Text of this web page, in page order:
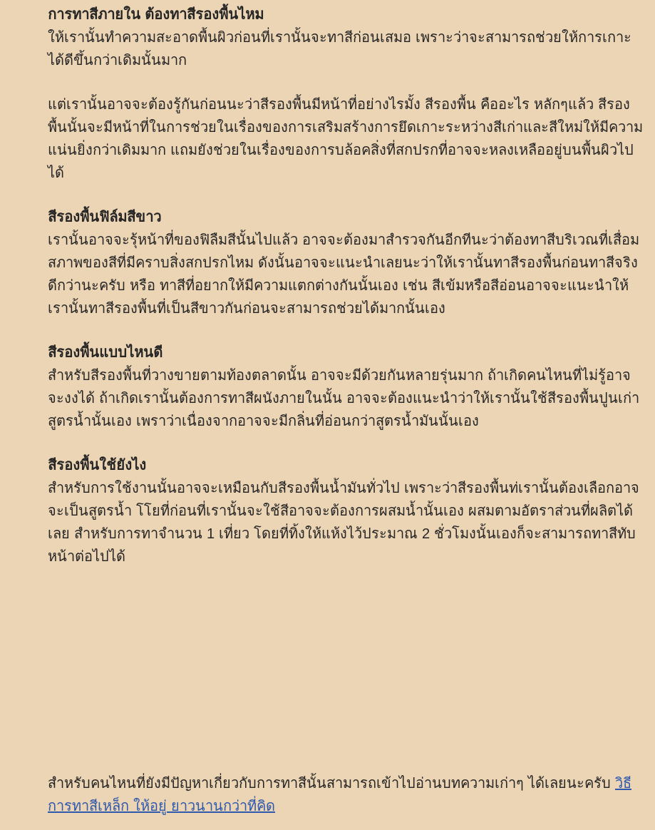
การทาสีภายใน ต้องทาสีรองพื้นไหม
ให้เรานั้นทำความสะอาดพื้นผิวก่อนที่เรานั้นจะทาสีก่อนเสมอ เพราะว่าจะสามารถช่วยให้การเกาะ
ได้ดีขึ้นกว่าเดิมนั้นมาก
แต่เรานั้นอาจจะต้องรู้กันก่อนนะว่าสีรองพื้นมีหน้าที่อย่างไรมั้ง สีรองพื้น คืออะไร หลักๆแล้ว สีรอง
พื้นนั้นจะมีหน้าที่ในการช่วยในเรื่องของการเสริมสร้างการยึดเกาะระหว่างสีเก่าและสีใหม่ให้มีความ
แน่นยิ่งกว่าเดิมมาก แถมยังช่วยในเรื่องของการบล้อคสิ่งที่สกปรกที่อาจจะหลงเหลืออยู่บนพื้นผิวไป
ได้
สีรองพื้นฟิล์มสีขาว
เรานั้นอาจจะรุ้หน้าที่ของฟิลืมสีนั้นไปแล้ว อาจจะต้องมาสำรวจกันอีกทีนะว่าต้องทาสีบริเวณที่เสื่อม
สภาพของสีที่มีคราบสิ่งสกปรกไหม ดังนั้นอาจจะแนะนำเลยนะว่าให้เรานั้นทาสีรองพื้นก่อนทาสีจริง
ดีกว่านะครับ หรือ ทาสีที่อยากให้มีความแตกต่างกันนั้นเอง เช่น สีเข้มหรือสีอ่อนอาจจะแนะนำให้
เรานั้นทาสีรองพื้นที่เป็นสีขาวกันก่อนจะสามารถช่วยได้มากนั้นเอง
สีรองพื้นแบบไหนดี
สำหรับสีรองพื้นที่วางขายตามท้องตลาดนั้น อาจจะมีด้วยกันหลายรุ่นมาก ถ้าเกิดคนไหนที่ไม่รู้อาจ
จะงงได้ ถ้าเกิดเรานั้นต้องการทาสีผนังภายในนั้น อาจจะต้องแนะนำว่าให้เรานั้นใช้สีรองพื้นปูนเก่า
สูตรน้ำนั้นเอง เพราว่าเนื่องจากอาจจะมีกลิ่นที่อ่อนกว่าสูตรน้ำมันนั้นเอง
สีรองพื้นใช้ยังไง
สำหรับการใช้งานนั้นอาจจะเหมือนกับสีรองพื้นน้ำมันทั่วไป เพราะว่าสีรองพื้นท่เรานั้นต้องเลือกอาจ
จะเป็นสูตรน้ำ โโยที่ก่อนที่เรานั้นจะใช้สีอาจจะต้องการผสมน้ำนั้นเอง ผสมตามอัตราส่วนที่ผลิตได้
เลย สำหรับการทาจำนวน 1 เที่ยว โดยที่ทิ้งให้แห้งไว้ประมาณ 2 ชั่วโมงนั้นเองก็จะสามารถทาสีทับ
หน้าต่อไปได้
สำหรับคนไหนที่ยังมีปัญหาเกี่ยวกับการทาสีนั้นสามารถเข้าไปอ่านบทความเก่าๆ ได้เลยนะครับ วิธี
การทาสีเหล็ก ให้อยู่ ยาวนานกว่าที่คิด